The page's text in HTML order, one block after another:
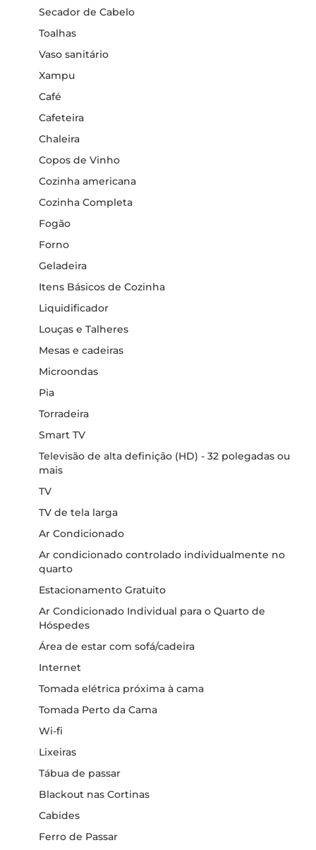
Secador de Cabelo
Toalhas
Vaso sanitário
Xampu
Café
Cafeteira
Chaleira
Copos de Vinho
Cozinha americana
Cozinha Completa
Fogão
Forno
Geladeira
Itens Básicos de Cozinha
Liquidificador
Louças e Talheres
Mesas e cadeiras
Microondas
Pia
Torradeira
Smart TV
Televisão de alta definição (HD) - 32 polegadas ou
mais
TV
TV de tela larga
Ar Condicionado
Ar condicionado controlado individualmente no
quarto
Estacionamento Gratuito
Ar Condicionado Individual para o Quarto de
Hóspedes
Área de estar com sofá/cadeira
Internet
Tomada elétrica próxima à cama
Tomada Perto da Cama
Wi-fi
Lixeiras
Tábua de passar
Blackout nas Cortinas
Cabides
Ferro de Passar